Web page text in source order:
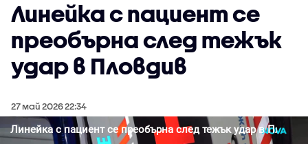
Линейка с пациент се
преобърна след тежък
удар в Пловдив
27 май 2026 22:34